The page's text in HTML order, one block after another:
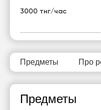
3000 тнг/час
Предметы Про
Предметы
10:00
10:30
11:00